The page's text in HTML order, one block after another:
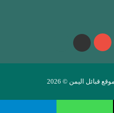
‫YouTubeواتساب
قبائل اليمن © 2026